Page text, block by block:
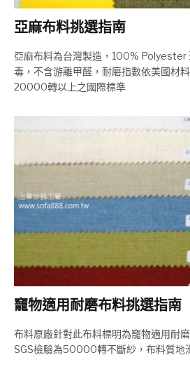
亞麻布料挑選指南
亞麻布料為台灣製造，100% Polyester
毒，不含游離甲醛，耐磨指數依美國材
20000轉以上之國際標準
竉物適用耐磨布料挑選指南
布料原廠針對此布料標明為竉物適用耐
SGS檢驗為50000轉不斷紗，布料質地